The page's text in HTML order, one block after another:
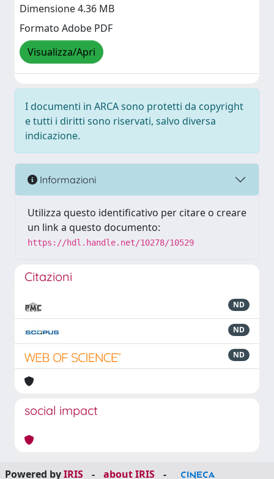
Dimensione 4.36 MB
Formato Adobe PDF
Visualizza/Apri
I documenti in ARCA sono protetti da copyright
e tutti i diritti sono riservati, salvo diversa
indicazione.
Informazioni
Utilizza questo identificativo per citare o creare
un link a questo documento:
https://hdl.handle.net/10278/10529
Citazioni
ND
ND
ND
social impact
Powered byIRIS - about IRIS -